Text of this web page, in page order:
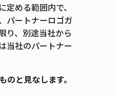
める範囲内で、
パートナーロゴガ
り、別途当社から
当社のパートナー
と見なします。